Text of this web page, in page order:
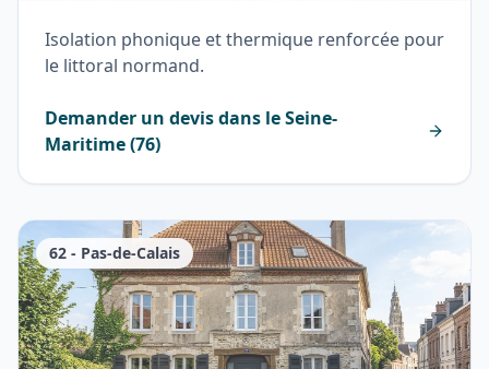
Isolation phonique et thermique renforcée pour
le littoral normand.
Demander un devis dans leSeine-
Maritime(76)
62 - Pas-de-Calais